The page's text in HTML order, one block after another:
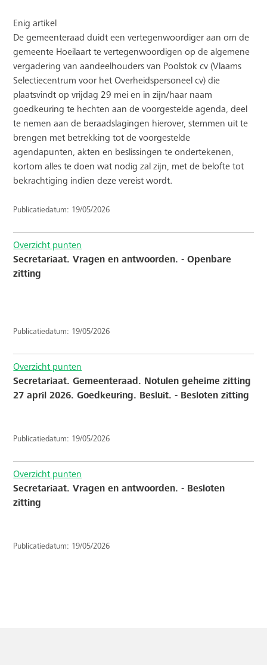
Enig artikel
De gemeenteraad duidt een vertegenwoordiger aan om de
gemeente Hoeilaart te vertegenwoordigen op de algemene
vergadering van aandeelhouders van Poolstok cv (Vlaams
Selectiecentrum voor het Overheidspersoneel cv) die
plaatsvindt op vrijdag 29 mei en in zijn/haar naam
goedkeuring te hechten aan de voorgestelde agenda, deel
te nemen aan de beraadslagingen hierover, stemmen uit te
brengen met betrekking tot de voorgestelde
agendapunten, akten en beslissingen te ondertekenen,
kortom alles te doen wat nodig zal zijn, met de belofte tot
bekrachtiging indien deze vereist wordt.
Publicatiedatum: 19/05/2026
Overzicht punten
Secretariaat. Vragen en antwoorden. - Openbare
zitting
Publicatiedatum: 19/05/2026
Overzicht punten
Secretariaat. Gemeenteraad. Notulen geheime zitting
27 april 2026. Goedkeuring. Besluit. - Besloten zitting
Publicatiedatum: 19/05/2026
Overzicht punten
Secretariaat. Vragen en antwoorden. - Besloten
zitting
Publicatiedatum: 19/05/2026